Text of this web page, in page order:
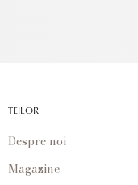
TEILOR
Despre noi
Magazine